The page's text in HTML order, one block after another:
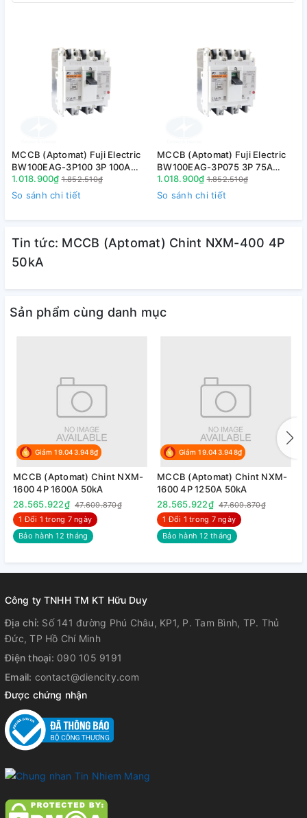
MCCB (Aptomat) Fuji Electric
BW100EAG-3P100 3P 100A
10kA
1.018.900₫ 1.852.510₫
So sánh chi tiết
MCCB (Aptomat) Fuji Electric
BW100EAG-3P075 3P 75A
10kA
1.018.900₫ 1.852.510₫
So sánh chi tiết
Tin tức: MCCB (Aptomat) Chint NXM-400 4P
50kA
Sản phẩm cùng danh mục
Giảm 19.043.948₫
MCCB (Aptomat) Chint NXM-
1600 4P 1600A 50kA
28.565.922₫ 47.609.870₫
1 Đổi 1 trong 7 ngày
Bảo hành 12 tháng
Giảm 19.043.948₫
MCCB (Aptomat) Chint NXM-
1600 4P 1250A 50kA
28.565.922₫ 47.609.870₫
1 Đổi 1 trong 7 ngày
Bảo hành 12 tháng
Công ty TNHH TM KT Hữu Duy
Địa chỉ: Số 141 đường Phú Châu, KP1, P. Tam Bình, TP. Thủ
Đức, TP Hồ Chí Minh
Điện thoại: 090 105 9191
Email: contact@diencity.com
Được chứng nhận